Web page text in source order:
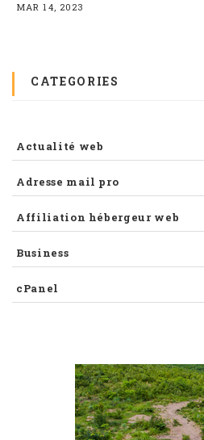
MAR 14, 2023
CATEGORIES
Actualité web
Adresse mail pro
Affiliation hébergeur web
Business
cPanel